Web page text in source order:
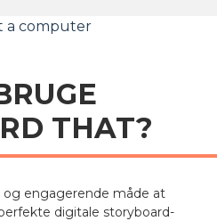
THAT?
engagerende måde at
digitale storyboard-